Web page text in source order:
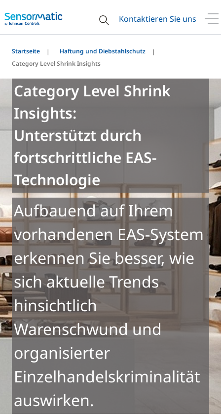
Kontaktieren Sie uns
Startseite
Haftung und Diebstahlschutz
Category Level Shrink Insights
Category Level Shrink
Insights:
Unterstützt durch
fortschrittliche EAS-
Technologie
Aufbauend auf Ihrem
vorhandenen EAS-System
erkennen Sie besser, wie
sich aktuelle Trends
hinsichtlich
Warenschwund und
organisierter
Einzelhandelskriminalität
auswirken.